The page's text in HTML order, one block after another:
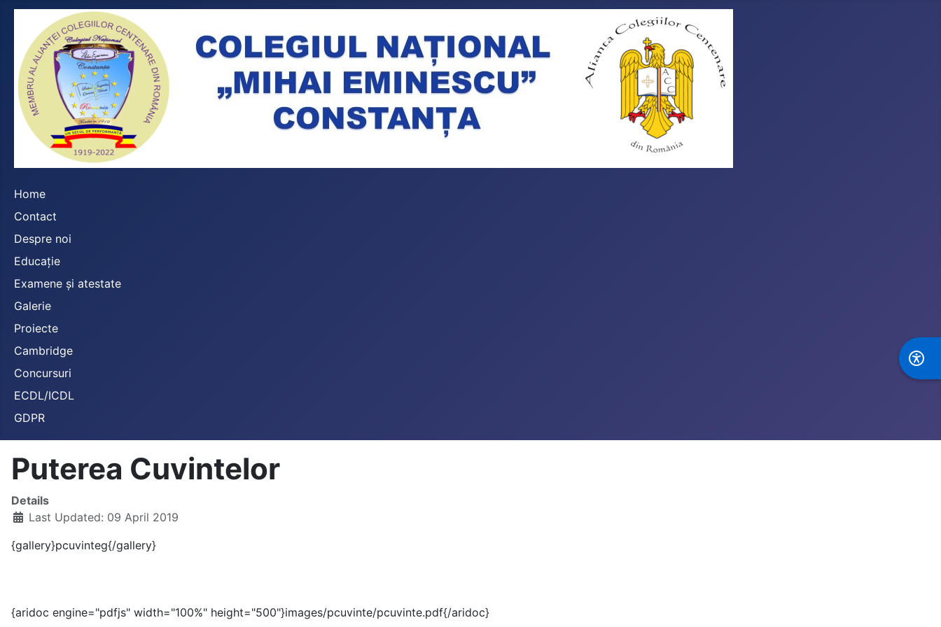
Home
Contact
Despre noi
Educație
Examene și atestate
Galerie
Proiecte
Cambridge
Concursuri
ECDL/ICDL
GDPR
Puterea Cuvintelor
Details
Last Updated: 09 April 2019
{gallery}pcuvinteg{/gallery}
{aridoc engine="pdfjs" width="100%" height="500"}images/pcuvinte/pcuvinte.pdf{/aridoc}